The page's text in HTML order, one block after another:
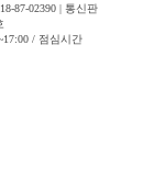
87-02390 | 통신판
/ 점심시간